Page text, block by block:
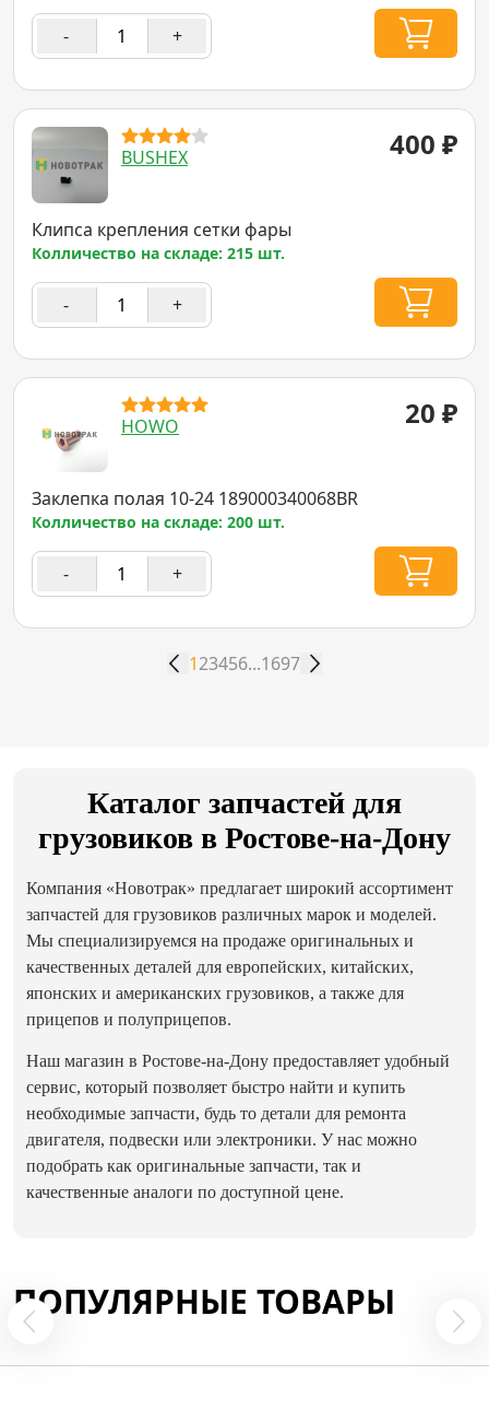
- +
BUSHEX 400 ₽
Клипса крепления сетки фары
Колличество на складе: 215 шт.
- +
HOWO 20 ₽
Заклепка полая 10-24 189000340068BR
Колличество на складе: 200 шт.
- +
123456...1697
Каталог запчастей для
грузовиков в Ростове-на-Дону
Компания «Новотрак» предлагает широкий ассортимент
запчастей для грузовиков различных марок и моделей.
Мы специализируемся на продаже оригинальных и
качественных деталей для европейских, китайских,
японских и американских грузовиков, а также для
прицепов и полуприцепов.
Наш магазин в Ростове-на-Дону предоставляет удобный
сервис, который позволяет быстро найти и купить
необходимые запчасти, будь то детали для ремонта
двигателя, подвески или электроники. У нас можно
подобрать как оригинальные запчасти, так и
качественные аналоги по доступной цене.
ПОПУЛЯРНЫЕ ТОВАРЫ